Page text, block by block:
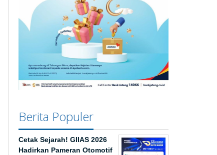
Berita Populer
Cetak Sejarah! GIIAS 2026
Hadirkan Pameran Otomotif